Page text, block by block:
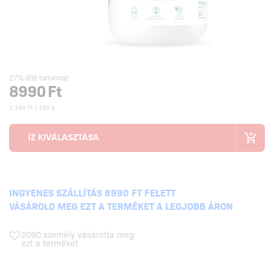
27% áfát tartalmaz
8990Ft
1 198 Ft / 100 g
INGYENES SZÁLLÍTÁS 8990 FT FELETT
VÁSÁROLD MEG EZT A TERMÉKET A LEGJOBB ÁRON
2090 személy vásárolta meg
ezt a terméket